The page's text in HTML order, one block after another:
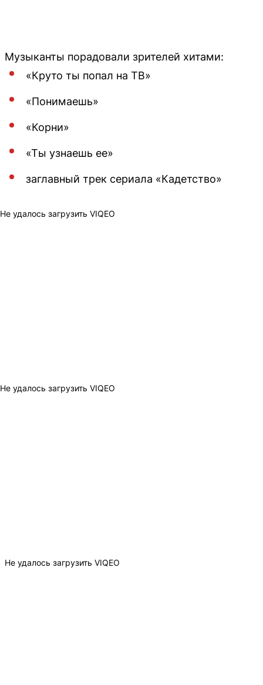
Музыканты порадовали зрителей хитами:
«Круто ты попал на ТВ»
«Понимаешь»
«Корни»
«Ты узнаешь ее»
заглавный трек сериала «Кадетство»
Не удалось загрузить VIQEO
Не удалось загрузить VIQEO
Не удалось загрузить VIQEO